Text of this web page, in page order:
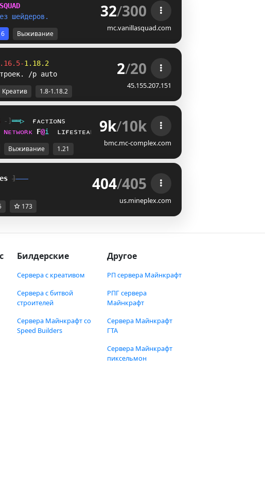
SQUAD
ез шейдеров . 32/300
mc.vanillasquad.com
Выживание
1.18.2
/p auto
2/20
45.155.207.151
Креатив 1.8-1.18.2
‐]══▷
ғᴀᴄᴛɪᴏɴs
ɴᴇᴛᴡᴏʀᴋ ^Si ʟɪғᴇsᴛᴇᴀʟ 9k/10k
bmc.mc-complex.com
Выживание 1.21
]
404/405
us.mineplex.com
173
Билдерские
Сервера с креативом
Сервера с битвой
строителей
Сервера Майнкрафт со
Speed Builders
Другое
РП сервера Майнкрафт
РПГ сервера
Майнкрафт
Сервера Майнкрафт
ГТА
Сервера Майнкрафт
пиксельмон